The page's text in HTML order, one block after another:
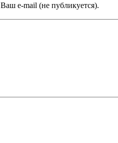
Ваш e-mail (не публикуется).